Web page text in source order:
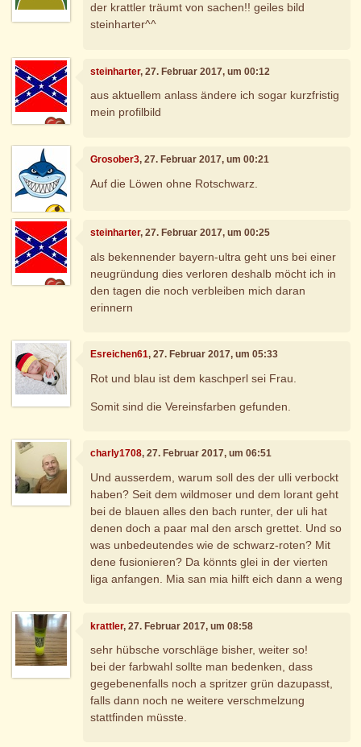
der krattler träumt von sachen!! geiles bild
steinharter^^
steinharter, 27. Februar 2017, um 00:12
aus aktuellem anlass ändere ich sogar kurzfristig
mein profilbild
Grosober3, 27. Februar 2017, um 00:21
Auf die Löwen ohne Rotschwarz.
steinharter, 27. Februar 2017, um 00:25
als bekennender bayern-ultra geht uns bei einer
neugründung dies verloren deshalb möcht ich in
den tagen die noch verbleiben mich daran
erinnern
Esreichen61, 27. Februar 2017, um 05:33
Rot und blau ist dem kaschperl sei Frau.
Somit sind die Vereinsfarben gefunden.
charly1708, 27. Februar 2017, um 06:51
Und ausserdem, warum soll des der ulli verbockt
haben? Seit dem wildmoser und dem lorant geht
bei de blauen alles den bach runter, der uli hat
denen doch a paar mal den arsch grettet. Und so
was unbedeutendes wie de schwarz-roten? Mit
dene fusionieren? Da könnts glei in der vierten
liga anfangen. Mia san mia hilft eich dann a weng
krattler, 27. Februar 2017, um 08:58
sehr hübsche vorschläge bisher, weiter so!
bei der farbwahl sollte man bedenken, dass
gegebenenfalls noch a spritzer grün dazupasst,
falls dann noch ne weitere verschmelzung
stattfinden müsste.